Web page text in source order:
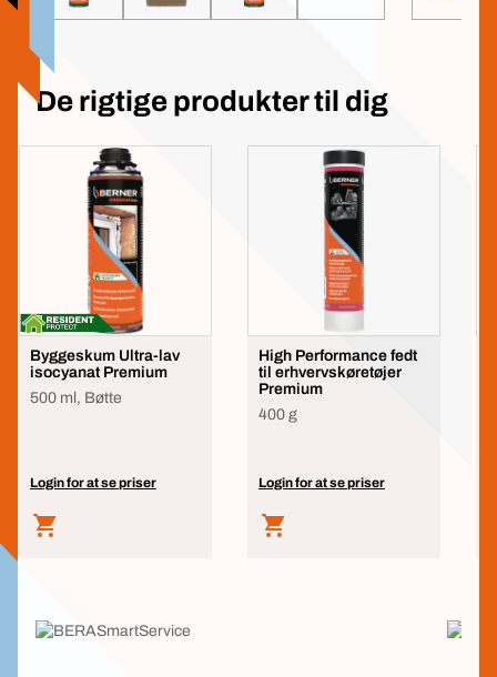
De rigtige produkter til dig
Byggeskum Ultra-lav
isocyanat Premium
500 ml, Bøtte
Login for at se priser
High Performance fedt
til erhvervskøretøjer
Premium
400 g
Login for at se priser